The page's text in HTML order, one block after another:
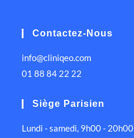
Contactez-Nous
info@cliniqeo.com
01 88 84 22 22
Siège Parisien
Lundi - samedi, 9h00 - 20h00